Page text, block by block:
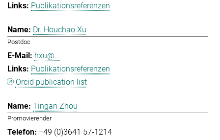
Publikationsreferenzen
Dr. Houchao Xu
Postdoc
hxu@...
Publikationsreferenzen
Orcid publication list
Tingan Zhou
Promovierender
+49 (0)3641 57-1214